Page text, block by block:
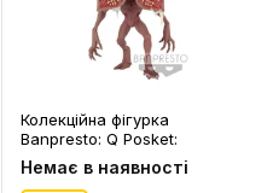
Колекційна фігурка
Banpresto: Q Posket:
Stranger Things:
Demogorgon, (178890)
Немає в наявності